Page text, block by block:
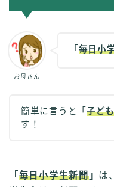
お母さん
「 毎日小
簡単に言うと「 子ど
す！
「 毎日小学生新聞」は